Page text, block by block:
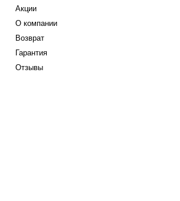
Акции
О компании
Возврат
Гарантия
Отзывы